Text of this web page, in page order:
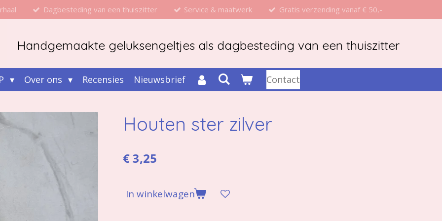
Dagbesteding van een thuiszitter Service & maatwerk Gratis verzending vanaf € 50,-
Handgemaakte geluksengeltjes als dagbesteding van een thuiszitter
Over ons Recensies Nieuwsbrief Contact
Houten ster zilver
€ 3,25
In winkelwagen